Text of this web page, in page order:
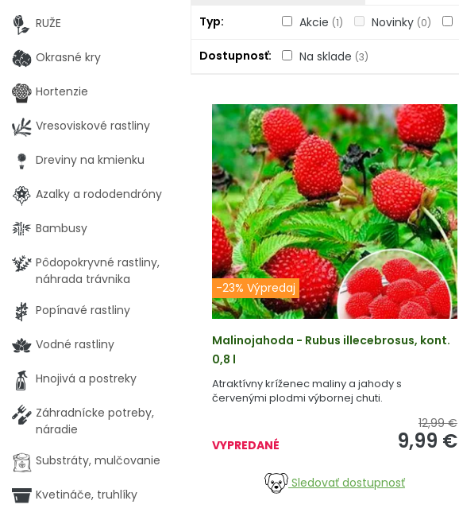
Typ Akcie (1) Novinky (0)
Dostupnosť Na sklade (3)
-23% Výpredaj
Malinojahoda - Rubus illecebrosus, kont.
0,8 l
Atraktívny kríženec maliny a jahody s
červenými plodmi výbornej chuti.
VYPREDANÉ
12,99 €
9,99 €
Sledovať dostupnosť
RUŽE
Okrasné kry
Hortenzie
Vresoviskové rastliny
Dreviny na kmienku
Azalky a rododendróny
Bambusy
Pôdopokryvné rastliny,
náhrada trávnika
Popínavé rastliny
Vodné rastliny
Hnojivá a postreky
Záhradnícke potreby,
náradie
Substráty, mulčovanie
Kvetináče, truhlíky